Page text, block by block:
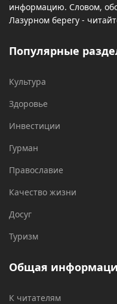
информацию. Словом,
Лазурном берегу -
Популярные
Культура
Здоровье
Инвестиции
Гурман
Православие
Качество жизни
Досуг
Туризм
Общая
К читателям